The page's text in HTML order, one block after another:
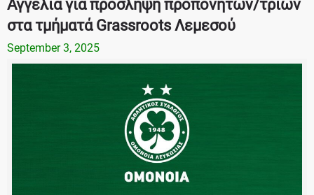
Αγγελία για πρόσληψη προπονητών/τριών
στα τμήματά Grassroots Λεμεσού
September 3, 2025